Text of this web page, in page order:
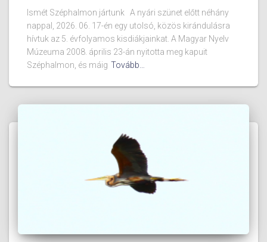
Ismét Széphalmon jártunk A nyári szünet előtt néhány
nappal, 2026. 06. 17-én egy utolsó, közös kirándulásra
hívtuk az 5. évfolyamos kisdiákjainkat. A Magyar Nyelv
Múzeuma 2008. április 23-án nyitotta meg kapuit
Széphalmon, és máig Tovább…